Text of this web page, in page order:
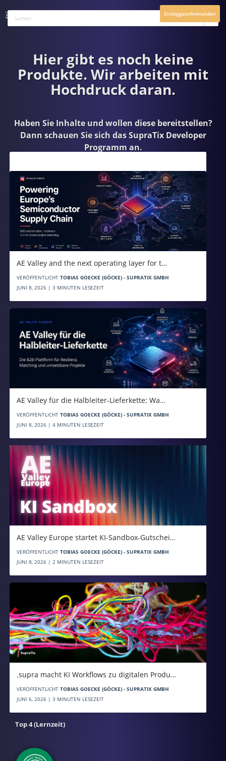
Einloggen/Anmelden
Hier gibt es noch keine
Produkte. Wir arbeiten mit
Hochdruck daran.
Haben Sie Inhalte und wollen diese bereitstellen?
Dann schauen Sie sich dasSupraTix Developer
Programman.
AE Valley and the next operating layer for t…
VERÖFFENTLICHT TOBIAS GOECKE (GÖCKE) - SUPRATIX GMBH
JUNI 8, 2026 | 3 MINUTEN LESEZEIT
AE Valley für die Halbleiter-Lieferkette: Wa…
VERÖFFENTLICHT TOBIAS GOECKE (GÖCKE) - SUPRATIX GMBH
JUNI 8, 2026 | 4 MINUTEN LESEZEIT
AE Valley Europe startet KI-Sandbox-Gutschei…
VERÖFFENTLICHT TOBIAS GOECKE (GÖCKE) - SUPRATIX GMBH
JUNI 8, 2026 | 2 MINUTEN LESEZEIT
.supra macht KI Workflows zu digitalen Produ…
VERÖFFENTLICHT TOBIAS GOECKE (GÖCKE) - SUPRATIX GMBH
JUNI 6, 2026 | 3 MINUTEN LESEZEIT
Top 4 (Lernzeit)